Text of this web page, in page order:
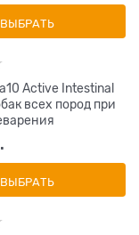
ВЫБРАТЬ
Active Intestinal
всех пород при
ВЫБРАТЬ